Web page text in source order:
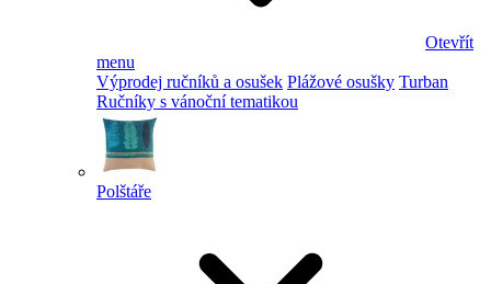
Otevřít
menu
Výprodej ručníků a osušek Plážové osušky Turban
Ručníky s vánoční tematikou
Polštáře